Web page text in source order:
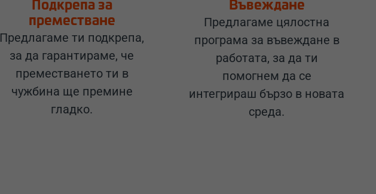
Подкрепа за
преместване
Предлагаме ти подкрепа,
за да гарантираме, че
преместването ти в
чужбина ще премине
гладко.
Въвеждане
Предлагаме цялостна
програма за въвеждане в
работата, за да ти
помогнем да се
интегрираш бързо в новата
среда.